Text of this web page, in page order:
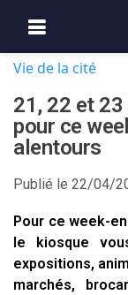
Vie de la cité
21, 22 et
pour ce
alentours
Publié le 22/04/
Pour ce week-
le kiosque
expositions,
marchés,